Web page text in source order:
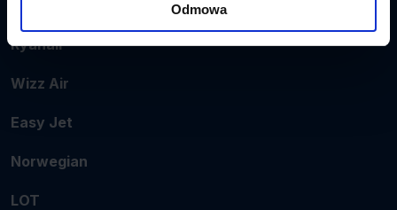
Odmowa
Ryanair
Wizz Air
Easy Jet
Norwegian
LOT